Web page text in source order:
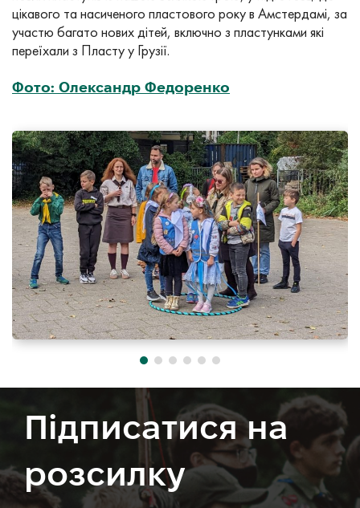
цікавого та насиченого пластового року в Амстердамі, за
участю багато нових дітей, включно з пластунками які
переїхали з Пласту у Грузії.
Фото: Олександр Федоренко
Підписатися на
розсилку